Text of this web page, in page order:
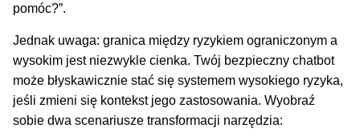
pomóc?”.
Jednak uwaga: granica między ryzykiem ograniczonym a
wysokim jest niezwykle cienka. Twój bezpieczny chatbot
może błyskawicznie stać się systemem wysokiego ryzyka,
jeśli zmieni się kontekst jego zastosowania. Wyobraź
sobie dwa scenariusze transformacji narzędzia: